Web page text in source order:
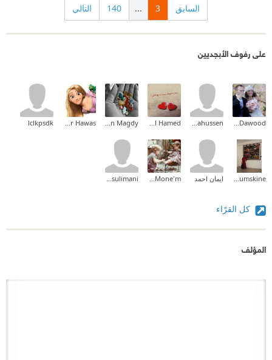
السابق 3
...
140 التالي
على رفوف الأبجديين
Mona Dawood
yarahussen
Majdal Hamed
Yasmin Magdy
Hadeer Hawas
lclkpsdk
Ijjou Idoumskine ايمان احمد Dr-Hagar Abd El-Mone'm
sulaf sulimani
كل القرّاء
المؤلف